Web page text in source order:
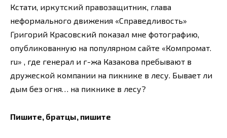
Кстати, иркутский правозащитник, глава
неформального движения «Справедливость»
Григорий Красовский показал мне фотографию,
опубликованную на популярном сайте «Компромат.
ru» , где генерал и г-жа Казакова пребывают в
дружеской компании на пикнике в лесу. Бывает ли
дым без огня… на пикнике в лесу?
Пишите, братцы, пишите